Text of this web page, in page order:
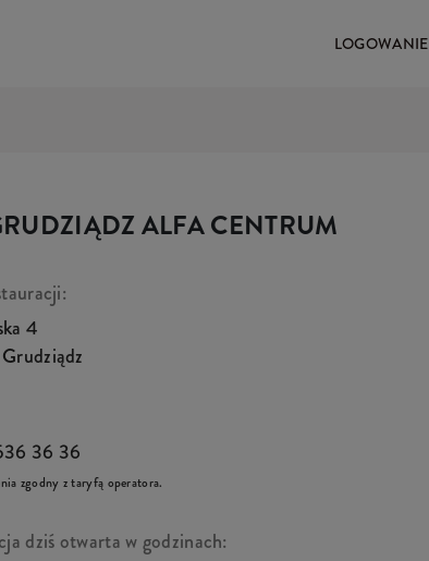
LOGOWANIE
ALFA CENTRUM
4
Grudziądz
36 36
zgodny z taryfą operatora.
dziś otwarta w godzinach: